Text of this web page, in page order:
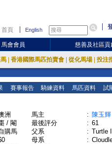
首頁 English
馬會會員 慈善及社區貢
香港國際馬匹拍賣會 從化馬場 投注
賽事報告 騎練資料 馬匹資料 試
洲
/ 閹
購馬
馬主 : 陳玉輝
最後評分
: 61
父系
: Turtle
母系
: